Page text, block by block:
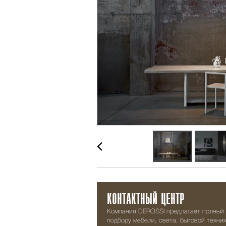
КОНТАКТНЫЙ ЦЕНТР
Компания DEROSSI предлагает полный
подбору мебели, света, бытовой